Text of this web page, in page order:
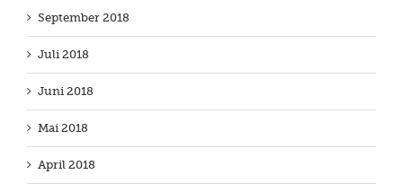
September 2018
Juli 2018
Juni 2018
Mai 2018
April 2018